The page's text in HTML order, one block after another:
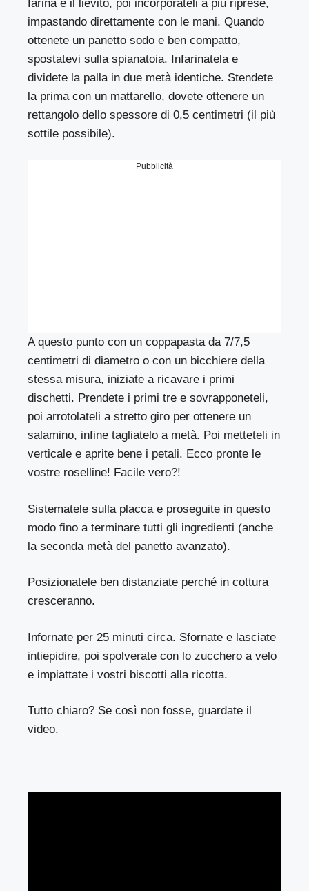
farina e il lievito, poi incorporateli a più riprese,
impastando direttamente con le mani. Quando
ottenete un panetto sodo e ben compatto,
spostatevi sulla spianatoia. Infarinatela e
dividete la palla in due metà identiche. Stendete
la prima con un mattarello, dovete ottenere un
rettangolo dello spessore di 0,5 centimetri (il più
sottile possibile).
Pubblicità
A questo punto con un coppapasta da 7/7,5
centimetri di diametro o con un bicchiere della
stessa misura, iniziate a ricavare i primi
dischetti. Prendete i primi tre e sovrapponeteli,
poi arrotolateli a stretto giro per ottenere un
salamino, infine tagliatelo a metà. Poi metteteli in
verticale e aprite bene i petali. Ecco pronte le
vostre roselline! Facile vero?!
Sistematele sulla placca e proseguite in questo
modo fino a terminare tutti gli ingredienti (anche
la seconda metà del panetto avanzato).
Posizionatele ben distanziate perché in cottura
cresceranno.
Infornate per 25 minuti circa. Sfornate e lasciate
intiepidire, poi spolverate con lo zucchero a velo
e impiattate i vostri biscotti alla ricotta.
Tutto chiaro? Se così non fosse, guardate il
video.